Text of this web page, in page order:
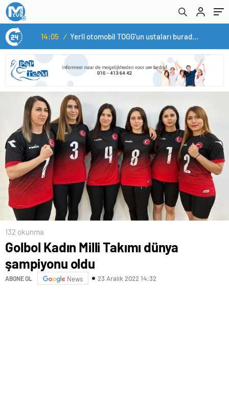
14:05 / Yerli otomobil TOGG’un ustaları burada yetişecek
132 okunma
Golbol Kadın Milli Takımı dünya
şampiyonu oldu
ABONE OL News 23 Aralık 2022 14:32